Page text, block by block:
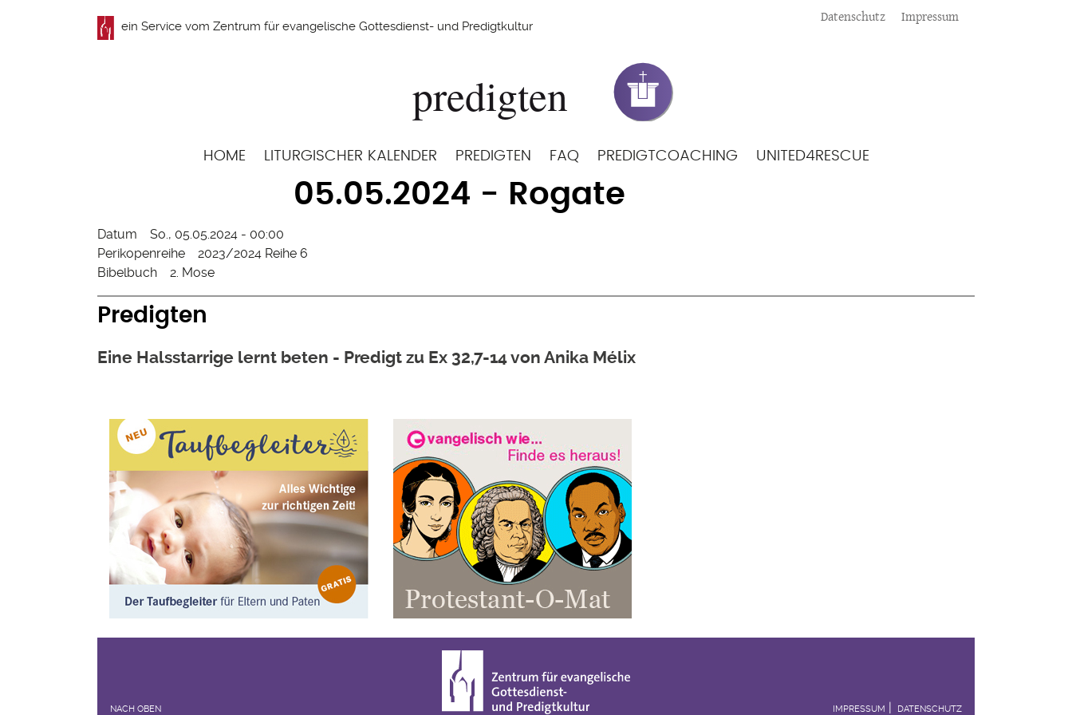
ein Service vom Zentrum für evangelische Gottesdienst- und Predigtkultur
Meta
Datenschutz Impressum
Hauptnavigation
HOME LITURGISCHER KALENDER PREDIGTEN FAQ PREDIGTCOACHING UNITED4RESCUE
05.05.2024 - Rogate
Datum
So., 05.05.2024 - 00:00
Perikopenreihe
2023/2024 Reihe 6
Bibelbuch
2. Mose
Predigten
Eine Halsstarrige lernt beten - Predigt zu Ex 32,7-14 von Anika Mélix
NACH OBEN IMPRESSUM DATENSCHUTZ